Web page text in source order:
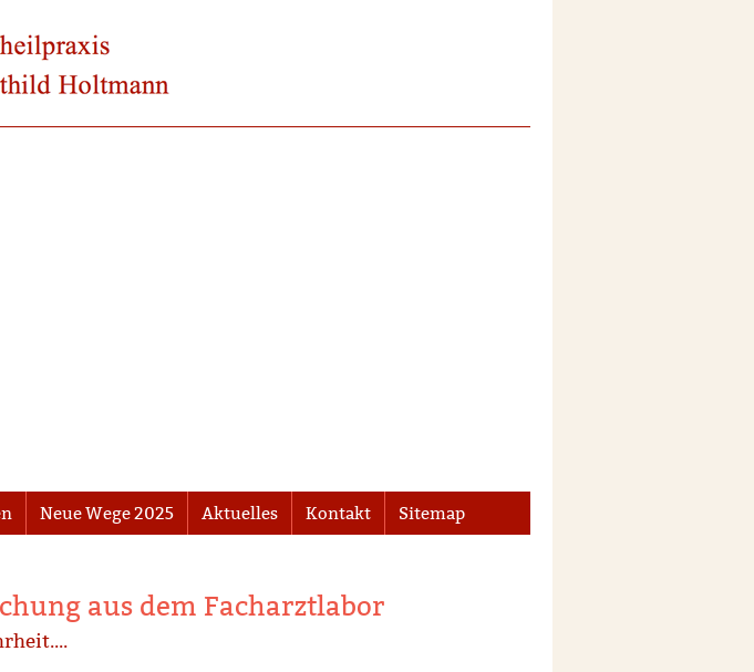
Neue Wege 2025 Aktuelles Kontakt Sitemap
aus dem Facharztlabor